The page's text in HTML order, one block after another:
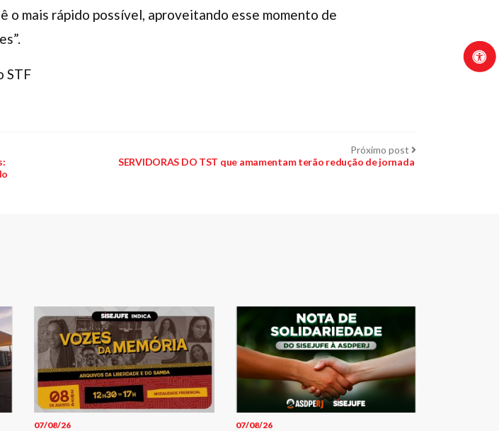
o mais rápido possível, aproveitando esse momento de
STF
Próximo post Próximo
SERVIDORAS DO TST que amamentam terão redução de jornada
07/08/26 07/08/26